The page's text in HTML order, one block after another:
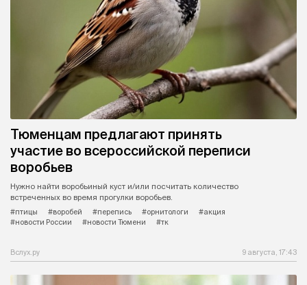
Тюменцам предлагают принять
участие во всероссийской переписи
воробьев
Нужно найти воробьиный куст и/или посчитать количество
встреченных во время прогулки воробьев.
#птицы
#воробей #перепись #орнитологи
#акция
#новости России
#новости Тюмени #тк
Вслух.ру 9 августа, 17:43